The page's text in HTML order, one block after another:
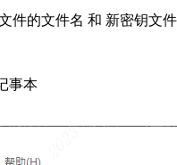
件的文件名 和 新密钥文
事本